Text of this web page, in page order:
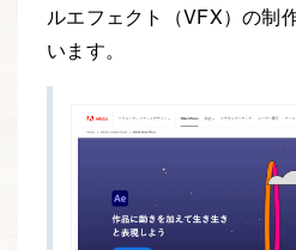
ルエフェクト（VFX）の制
います。